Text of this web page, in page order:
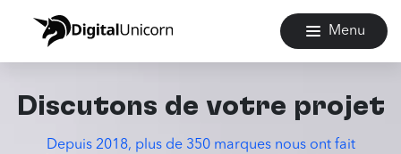
Menu
Discutons de votre projet
Depuis 2018, plus de 350 marques nous ont fait